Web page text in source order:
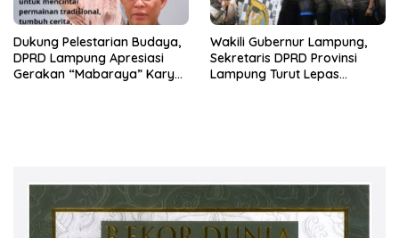
Dukung Pelestarian Budaya,
DPRD Lampung Apresiasi
Gerakan “Mabaraya” Karya
Wakili Gubernur Lampung,
Sekretaris DPRD Provinsi
Lampung Turut Lepas